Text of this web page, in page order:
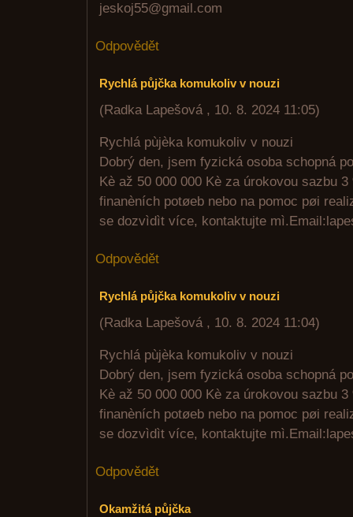
jeskoj55@gmail.com
Odpovědět
Rychlá půjčka komukoliv v nouzi
(Radka Lapešová , 10. 8. 2024 11:05)
Rychlá pùjèka komukoliv v nouzi
Dobrý den, jsem fyzická osoba schopná
Kè až 50 000 000 Kè za úrokovou sazbu
finanèních potøeb nebo na pomoc pøi
se dozvìdìt více, kontaktujte
Odpovědět
Rychlá půjčka komukoliv v nouzi
(Radka Lapešová , 10. 8. 2024 11:04)
Rychlá pùjèka komukoliv v nouzi
Dobrý den, jsem fyzická osoba schopná
Kè až 50 000 000 Kè za úrokovou sazbu
finanèních potøeb nebo na pomoc pøi
se dozvìdìt více, kontaktujte
Odpovědět
Okamžitá půjčka